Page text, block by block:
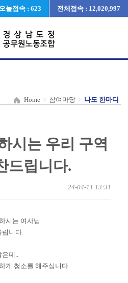
오늘접속 : 623 전체접속 : 12,020,997
Home > 참여마당 > 나도 한마디
시는 우리 구역
드립니다.
24-04-11 13:31
시는 여사님
립니다.
은데..
게 청소를 해주십니다.